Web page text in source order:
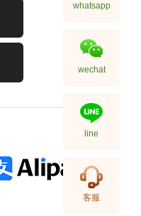
whatsapp
wechat
line
客服